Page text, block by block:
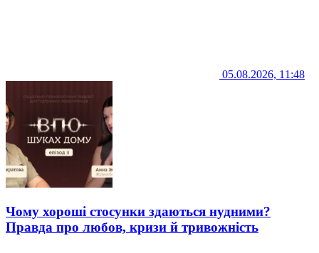
05.08.2026, 11:48
Чому хороші стосунки здаються нудними?
Правда про любов, кризи й тривожність